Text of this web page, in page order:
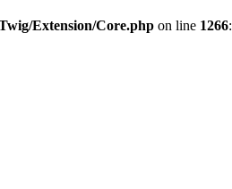
Extension/Core.php on line 1266: